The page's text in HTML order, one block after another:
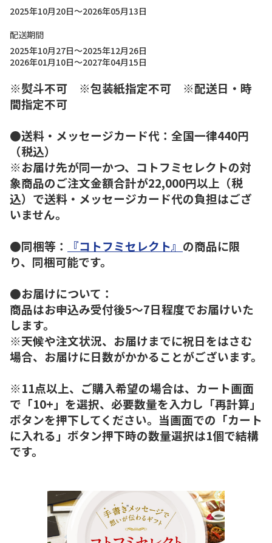
2025年10月20日～2026年05月13日
配送期間
2025年10月27日～2025年12月26日
2026年01月10日～2027年04月15日
※熨斗不可 ※包装紙指定不可 ※配送日・時
間指定不可
●送料・メッセージカード代：全国一律440円
（税込）
※お届け先が同一かつ、コトフミセレクトの対
象商品のご注文金額合計が22,000円以上（税
込）で送料・メッセージカード代の負担はござ
いません。
●同梱等：
『コトフミセレクト』 の商品に限
り、同梱可能です。
●お届けについて：
商品はお申込み受付後5～7日程度でお届けいた
します。
※天候や注文状況、お届けまでに祝日をはさむ
場合、お届けに日数がかかることがございます。
※11点以上、ご購入希望の場合は、カート画面
で「10+」を選択、必要数量を入力し「再計算」
ボタンを押下してください。当画面での「カート
に入れる」ボタン押下時の数量選択は1個で結構
です。